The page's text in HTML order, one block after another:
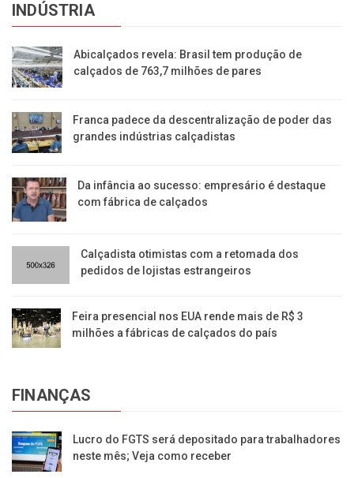
INDÚSTRIA
Abicalçados revela: Brasil tem produção de
calçados de 763,7 milhões de pares
Franca padece da descentralização de poder das
grandes indústrias calçadistas
Da infância ao sucesso: empresário é destaque
com fábrica de calçados
Calçadista otimistas com a retomada dos
pedidos de lojistas estrangeiros
Feira presencial nos EUA rende mais de R$ 3
milhões a fábricas de calçados do país
FINANÇAS
Lucro do FGTS será depositado para trabalhadores
neste mês; Veja como receber